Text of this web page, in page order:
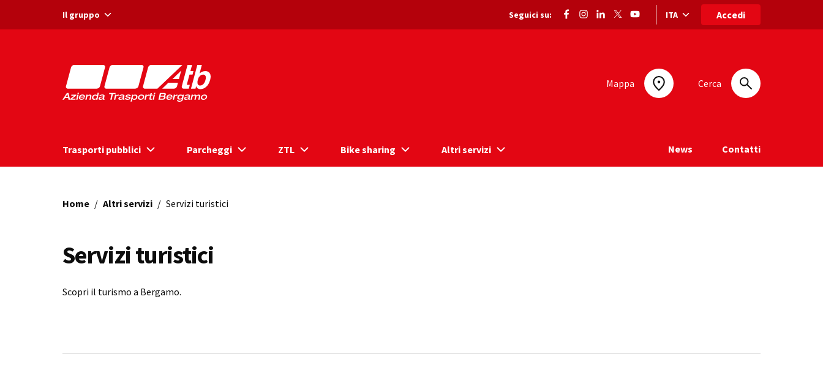
Il gruppo Seguici su: Selezione lingua: lingua selezionata
ITA Accedi
Mappa Cerca
Trasporti pubblici Parcheggi ZTL Bike sharing Altri servizi News Contatti
Home / Altri servizi / Servizi turistici
Servizi turistici
Scopri il turismo a Bergamo.